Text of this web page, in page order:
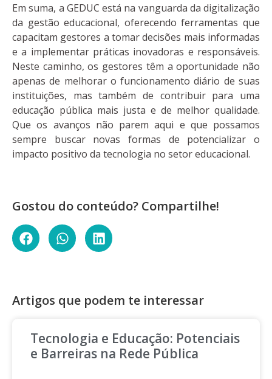
Em suma, a GEDUC está na vanguarda da digitalização
da gestão educacional, oferecendo ferramentas que
capacitam gestores a tomar decisões mais informadas
e a implementar práticas inovadoras e responsáveis.
Neste caminho, os gestores têm a oportunidade não
apenas de melhorar o funcionamento diário de suas
instituições, mas também de contribuir para uma
educação pública mais justa e de melhor qualidade.
Que os avanços não parem aqui e que possamos
sempre buscar novas formas de potencializar o
impacto positivo da tecnologia no setor educacional.
Gostou do conteúdo? Compartilhe!
Artigos que podem te interessar
Tecnologia e Educação: Potenciais
e Barreiras na Rede Pública